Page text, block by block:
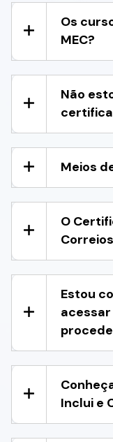
Os
MEC?
Não
Meios
O
Estou
Inclui e